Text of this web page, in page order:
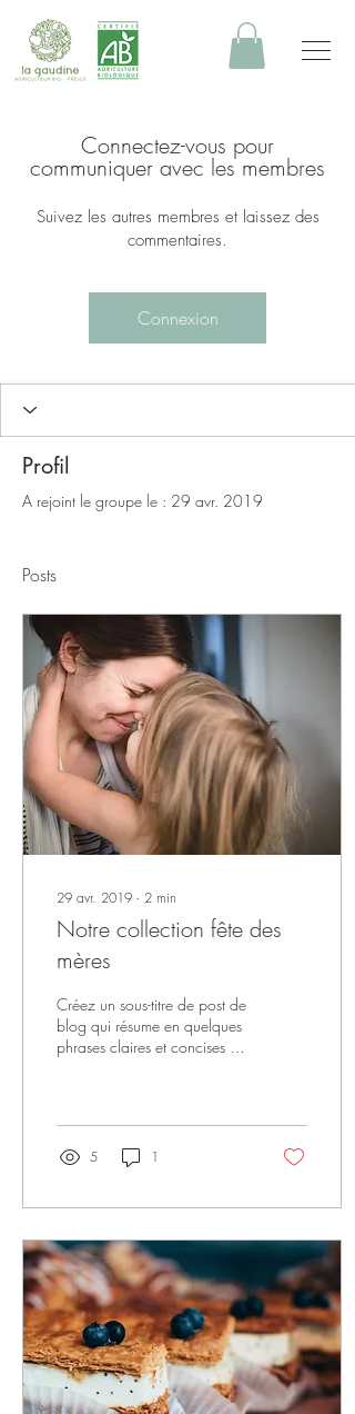
Connectez-vous pour
communiquer avec les membres
Suivez les autres membres et laissez des
commentaires.
Connexion
Profil
A rejoint le groupe le : 29 avr. 2019
Posts
29 avr. 2019 ∙ 2 min
Notre collection fête des
mères
Créez un sous-titre de post de
blog qui résume en quelques
phrases claires et concises le
5 1